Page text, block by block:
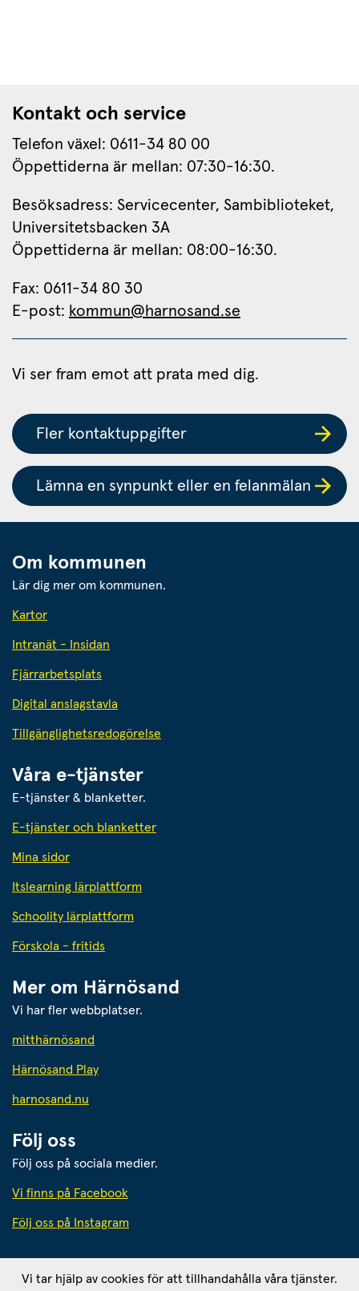
Kontakt och service
Telefon växel: 0611-34 80 00
Öppettiderna är mellan: 07:30-16:30.
Besöksadress: Servicecenter, Sambiblioteket,
Universitetsbacken 3A
Öppettiderna är mellan: 08:00-16:30.
Fax: 0611-34 80 30
E-post: kommun@harnosand.se
Vi ser fram emot att prata med dig.
Fler kontaktuppgifter
Lämna en synpunkt eller en felanmälan
Om kommunen
Lär dig mer om kommunen.
Kartor
Intranät - Insidan
Fjärrarbetsplats
Digital anslagstavla
Tillgänglighetsredogörelse
Våra e-tjänster
E-tjänster & blanketter.
E-tjänster och blanketter
Mina sidor
Itslearning lärplattform
Schoolity lärplattform
Förskola - fritids
Mer om Härnösand
Vi har fler webbplatser.
mitthärnösand
Härnösand Play
harnosand.nu
Följ oss
Följ oss på sociala medier.
Vi finns på Facebook
Följ oss på Instagram
871 80 Härnösand. Org. nr: 212000-2403
Vi tar hjälp av cookies för att tillhandahålla våra tjänster.